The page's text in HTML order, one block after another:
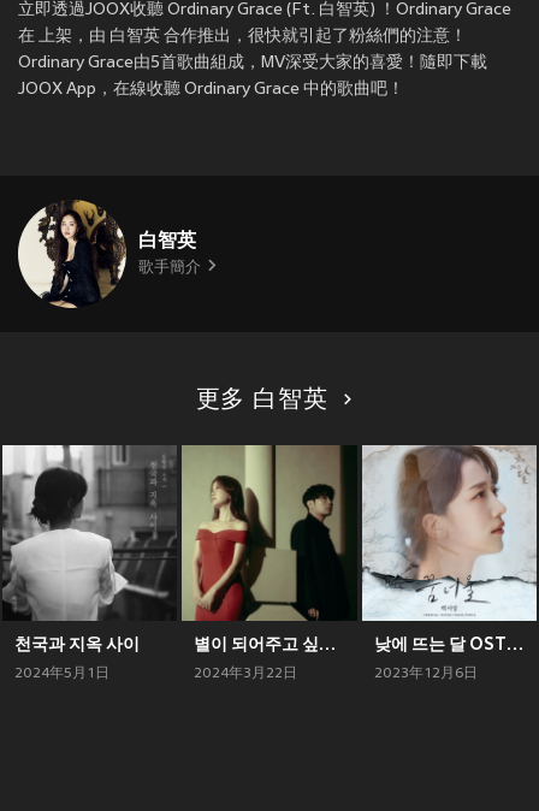
立即透過JOOX收聽 Ordinary Grace (Ft. 白智英) ！Ordinary Grace
在 上架，由 白智英 合作推出，很快就引起了粉絲們的注意！
Ordinary Grace由5首歌曲組成，MV深受大家的喜愛！隨即下載
JOOX App，在線收聽 Ordinary Grace 中的歌曲吧！
白智英
歌手簡介
更多 白智英
천국과 지옥 사이
2024年5月1日
별이 되어주고 싶었어
2024年3月22日
낮에 뜨는 달 OST Part.6
2023年12月6日